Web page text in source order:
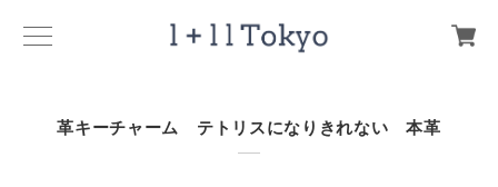
革キーチャーム テトリスになりきれない 本革